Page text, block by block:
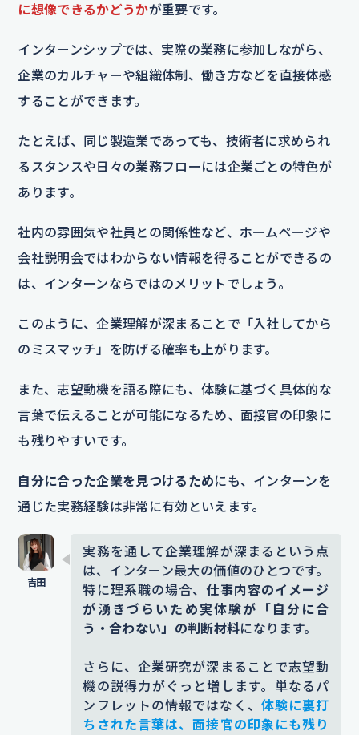
に想像できるかどうかが重要です。
インターンシップでは、実際の業務に参加しながら、
企業のカルチャーや組織体制、働き方などを直接体感
することができます。
たとえば、同じ製造業であっても、技術者に求められ
るスタンスや日々の業務フローには企業ごとの特色が
あります。
社内の雰囲気や社員との関係性など、ホームページや
会社説明会ではわからない情報を得ることができるの
は、インターンならではのメリットでしょう。
このように、企業理解が深まることで「入社してから
のミスマッチ」を防げる確率も上がります。
また、志望動機を語る際にも、体験に基づく具体的な
言葉で伝えることが可能になるため、面接官の印象に
も残りやすいです。
自分に合った企業を見つけるためにも、インターンを
通じた実務経験は非常に有効といえます。
実務を通して企業理解が深まるという点
は、インターン最大の価値のひとつです。
特に理系職の場合、仕事内容のイメージ
が湧きづらいため実体験が「自分に合
う・合わない」の判断材料になります。
さらに、企業研究が深まることで志望動
機の説得力がぐっと増します。単なるパ
ンフレットの情報ではなく、 体験に裏打
ちされた言葉は、面接官の印象にも残り